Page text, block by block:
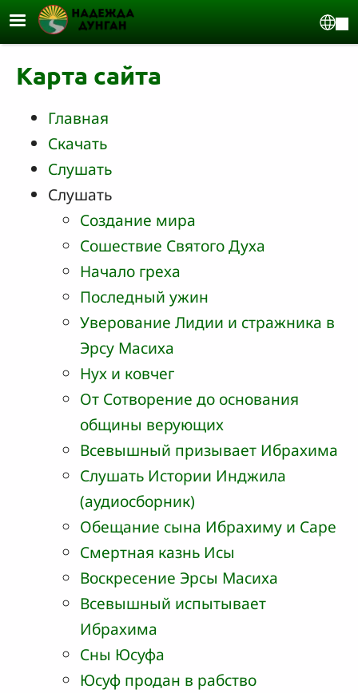
Перейти к основному содержанию
Карта сайта
Главная
Скачать
Слушать
Слушать
Создание мира
Сошествие Святого Духа
Начало греха
Последный ужин
Уверование Лидии и стражника в
Эрсу Масиха
Нух и ковчег
От Сотворение до основания
общины верующих
Всевышный призывает Ибрахима
Слушать Истории Инджила
(аудиосборник)
Обещание сына Ибрахиму и Саре
Смертная казнь Исы
Воскресение Эрсы Масиха
Всевышный испытывает
Ибрахима
Сны Юсуфа
Юсуф продан в рабство